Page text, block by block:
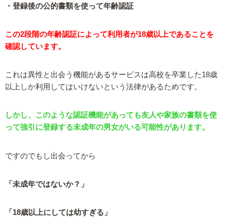
・登録後の公的書類を使って年齢認証
この2段階の年齢認証によって利用者が18歳以上であることを
確認しています。
これは異性と出会う機能があるサービスは高校を卒業した18歳
以上しか利用してはいけないという法律があるためです。
しかし、このような認証機能があっても友人や家族の書類を使
って強引に登録する未成年の男女がいる可能性があります。
ですのでもし出会ってから
「未成年ではないか？」
「18歳以上にしては幼すぎる」